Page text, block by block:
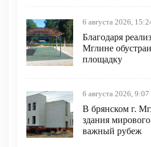
6 августа 2026,
Благодаря
Мглине
площадку
6 августа 2026, 9:07
В брянском г.
здания
важный рубеж